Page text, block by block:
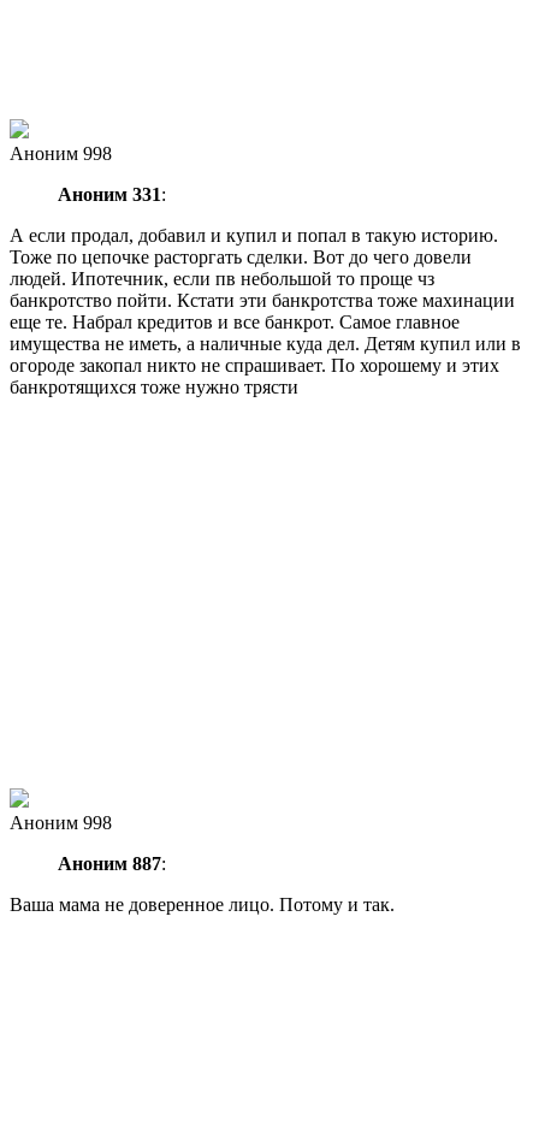
Аноним 998
Аноним 331:
А если продал, добавил и купил и попал в такую историю.
Тоже по цепочке расторгать сделки. Вот до чего довели
людей. Ипотечник, если пв небольшой то проще чз
банкротство пойти. Кстати эти банкротства тоже махинации
еще те. Набрал кредитов и все банкрот. Самое главное
имущества не иметь, а наличные куда дел. Детям купил или в
огороде закопал никто не спрашивает. По хорошему и этих
банкротящихся тоже нужно трясти
Аноним 998
Аноним 887:
Ваша мама не доверенное лицо. Потому и так.